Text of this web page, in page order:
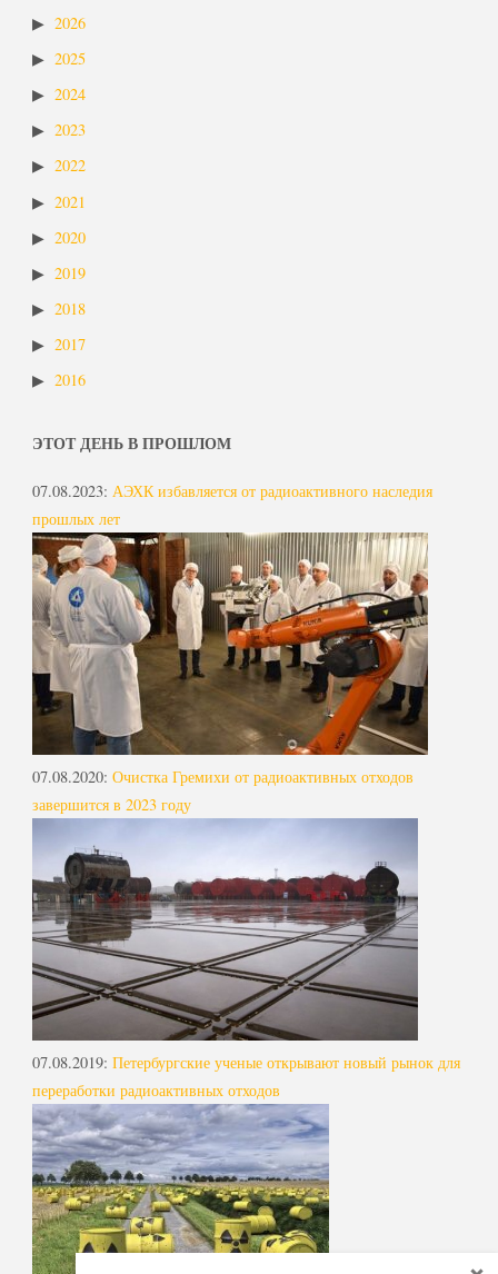
2026
2025
2024
2023
2022
2021
2020
2019
2018
2017
2016
ЭТОТ ДЕНЬ В ПРОШЛОМ
07.08.2023: АЭХК избавляется от радиоактивного наследия
прошлых лет
07.08.2020: Очистка Гремихи от радиоактивных отходов
завершится в 2023 году
07.08.2019: Петербургские ученые открывают новый рынок для
переработки радиоактивных отходов